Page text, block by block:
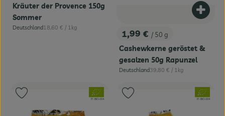
Kräuter der Provence 150g
Sommer
, Herkunft:
Deutschland, Referenzpreis:
18,60 € / 1kg
, Preis:
1,99 € / 50 g
Cashewkerne geröstet &
gesalzen 50g Rapunzel
, Herkunft:
Deutschland, Referenzpreis:
39,80 € / 1kg
, Verband:
, Kontrollstelle:
IT-BIO-004
Produkt zu Favouriten hinzufügen
, Verband:
, Kontrollstelle:
IT-BIO-004
Produkt zu Favouriten hinzufügen